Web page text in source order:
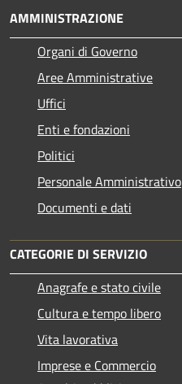
AMMINISTRAZIONE
Organi di Governo
Aree Amministrative
Uffici
Enti e fondazioni
Politici
Personale Amministrativo
Documenti e dati
CATEGORIE DI SERVIZIO
Anagrafe e stato civile
Cultura e tempo libero
Vita lavorativa
Imprese e Commercio